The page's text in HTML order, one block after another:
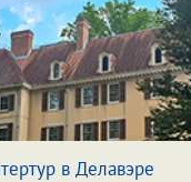
в Делавэре